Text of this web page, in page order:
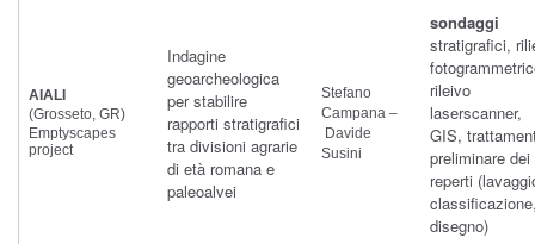
AIALI
(Grosseto, GR)
Emptyscapes
project
Indagine
geoarcheologica
per stabilire
rapporti stratigrafici
tra divisioni agrarie
di età romana e
paleoalvei
Stefano
Campana –
Davide
Susini
sondaggi
stratigrafici,
rileivo
laserscanner,
GIS,
preliminare dei
reperti
disegno)